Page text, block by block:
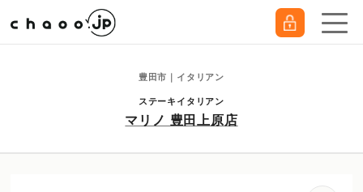
豊田市｜イタリアン
ステーキイタリアン
マリノ 豊田上原店